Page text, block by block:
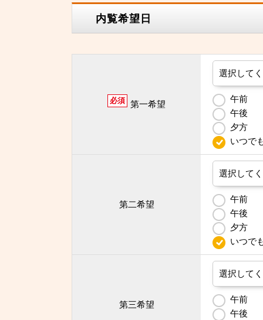
内覧希望日
必須 第一希望
午前
午後
夕方
いつで
第二希望
午前
午後
夕方
いつで
第三希望
午前
午後